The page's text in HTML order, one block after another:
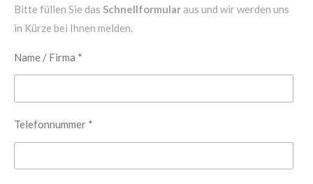
Bitte füllen Sie das Schnellformular aus und wir werden uns
in Kürze bei Ihnen melden.
Name / Firma *
Telefonnummer *